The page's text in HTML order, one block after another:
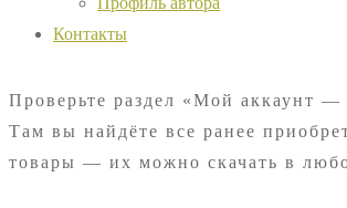
Контакты
Проверьте раздел «Мой аккаунт —
Там вы найдёте все ранее
товары — их можно скачать в